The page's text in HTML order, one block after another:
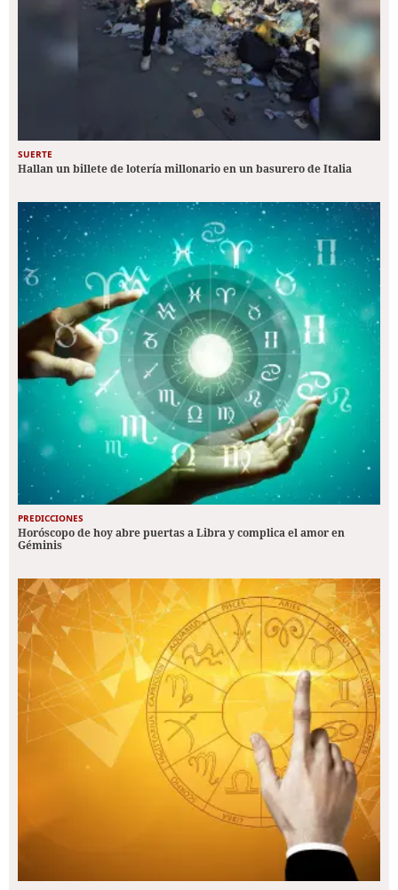
SUERTE
Hallan un billete de lotería millonario en un basurero de Italia
PREDICCIONES
Horóscopo de hoy abre puertas a Libra y complica el amor en
Géminis